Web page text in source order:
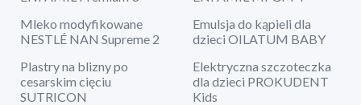
Mleko modyfikowane
NESTLÉ NAN Supreme 2
Emulsja do kąpieli dla
dzieci OILATUM BABY
Plastry na blizny po
cesarskim cięciu
SUTRICON
Elektryczna szczoteczka
dla dzieci PROKUDENT
Kids